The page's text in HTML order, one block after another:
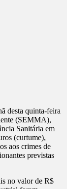
desta quinta-feira
(SEMMA),
Sanitária em
(curtume),
aos crimes de
previstas
no valor de R$